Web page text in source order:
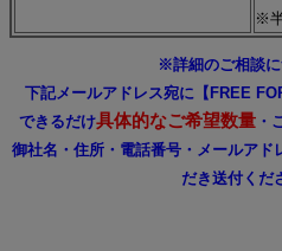
※
※詳細のご相談
下記メールアドレス宛に【FREE
できるだけ具体的なご希望数量 ・
御社名・住所・電話番号・メールアド
だき送付くだ